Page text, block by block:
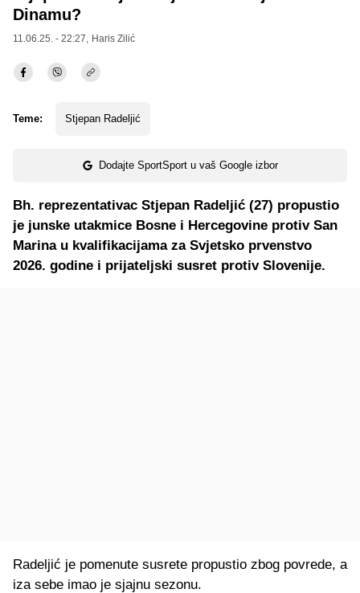
Dinamu?
11.06.25. - 22:27, Haris Zilić
Teme: Stjepan Radeljić
Dodajte SportSport u vaš Google izbor
Bh. reprezentativac Stjepan Radeljić (27) propustio
je junske utakmice Bosne i Hercegovine protiv San
Marina u kvalifikacijama za Svjetsko prvenstvo
2026. godine i prijateljski susret protiv Slovenije.
Radeljić je pomenute susrete propustio zbog povrede, a
iza sebe imao je sjajnu sezonu.